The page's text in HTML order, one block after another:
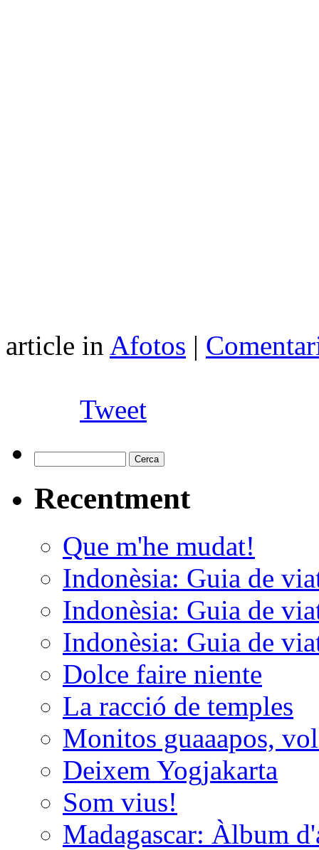
article in Afotos |
Tweet
Recentment
Que m'he mudat!
Indonèsia: Guia de
Indonèsia: Guia de
Indonèsia: Guia de
Dolce faire niente
La racció de temples
Monitos guaaapos,
Deixem Yogjakarta
Som vius!
Madagascar: Àlbum